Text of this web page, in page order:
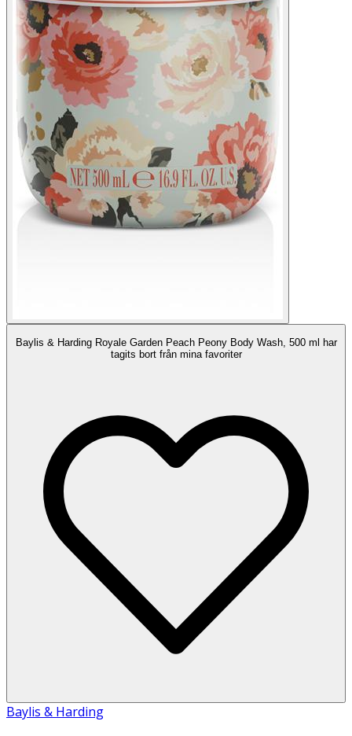
Baylis & Harding Royale Garden Peach Peony Body Wash, 500 ml har
tagits bort från mina favoriter
Baylis & Harding